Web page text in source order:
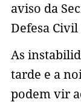
aviso da
Defesa Civil
As
tarde e a
podem vir